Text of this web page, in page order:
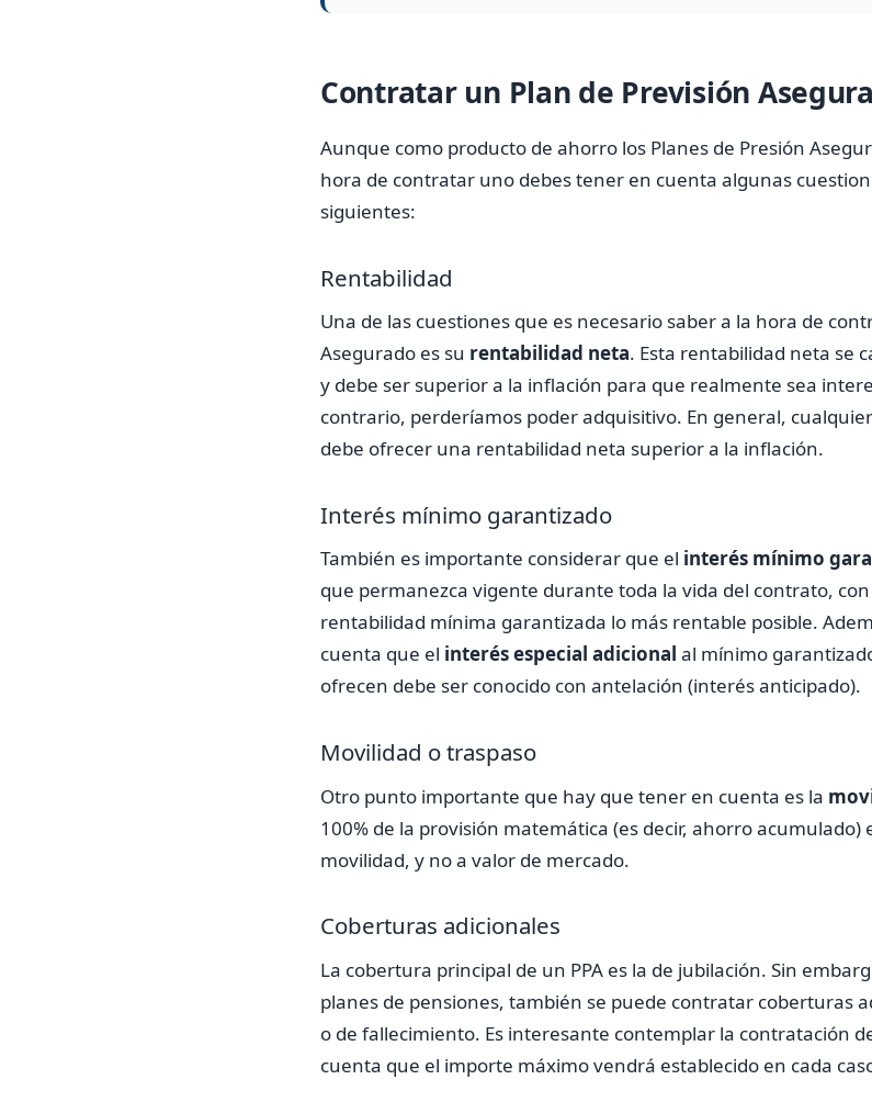
Contratar un Plan de Previsión
Aunque como producto de ahorro los Planes de Presión
hora de contratar uno debes tener en cuenta algunas
siguientes:
Rentabilidad
Una de las cuestiones que es necesario saber a la hora de
Asegurado es su rentabilidad neta. Esta rentabilidad neta se
y debe ser superior a la inflación para que realmente sea
contrario, perderíamos poder adquisitivo. En general,
debe ofrecer una rentabilidad neta superior a la inflación.
Interés mínimo garantizado
También es importante considerar que el interés mínimo
que permanezca vigente durante toda la vida del contrato,
rentabilidad mínima garantizada lo más rentable posible.
cuenta que el interés especial adicional al mínimo
ofrecen debe ser conocido con antelación (interés anticipado).
Movilidad o traspaso
Otro punto importante que hay que tener en cuenta es la
100% de la provisión matemática (es decir, ahorro acumulado)
movilidad, y no a valor de mercado.
Coberturas adicionales
La cobertura principal de un PPA es la de jubilación. Sin
planes de pensiones, también se puede contratar coberturas
o de fallecimiento. Es interesante contemplar la contratación
cuenta que el importe máximo vendrá establecido en cada